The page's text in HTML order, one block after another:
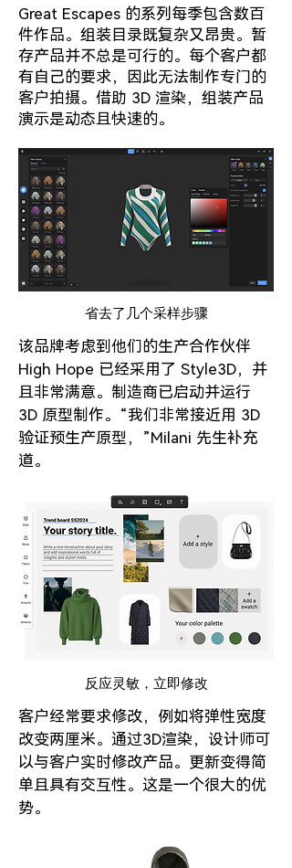
Great Escapes 的系列每季包含数百
件作品。组装目录既复杂又昂贵。暂
存产品并不总是可行的。每个客户都
有自己的要求，因此无法制作专门的
客户拍摄。借助 3D 渲染，组装产品
演示是动态且快速的。
省去了几个采样步骤
该品牌考虑到他们的生产合作伙伴
High Hope 已经采用了 Style3D，并
且非常满意。制造商已启动并运行
3D 原型制作。“我们非常接近用 3D
验证预生产原型，”Milani 先生补充
道。
反应灵敏，立即修改
客户经常要求修改，例如将弹性宽度
改变两厘米。通过3D渲染，设计师可
以与客户实时修改产品。更新变得简
单且具有交互性。这是一个很大的优
势。